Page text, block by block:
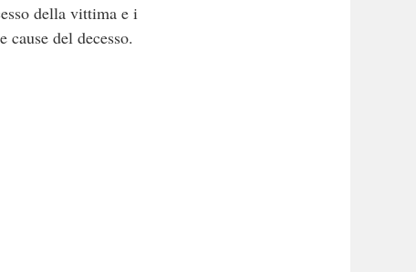
della vittima e i
del decesso.